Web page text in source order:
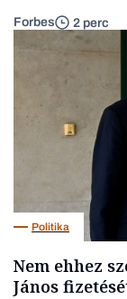
Forbes 2 perc
Politika
Nem ehhez
János